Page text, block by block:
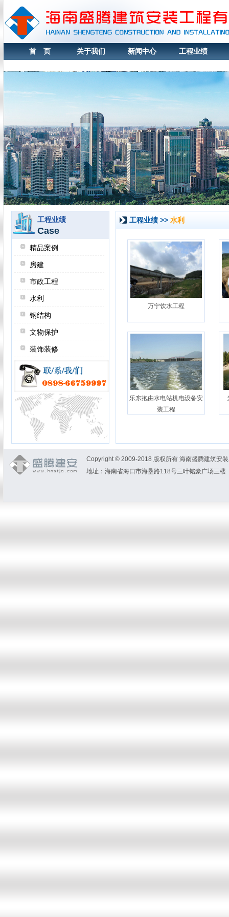
首 页 关于我们 新闻中心 工程业绩
工程业绩
Case
精品案例
房建
市政工程
水利
钢结构
文物保护
装饰装修
工程业绩 >> 水利
万宁饮水工程
乐东抱由水电站机电设备安
装工程
Copyright©2009-2018 版权所有 海南盛腾建筑
地址：海南省海口市海垦路118号三叶铭豪广场